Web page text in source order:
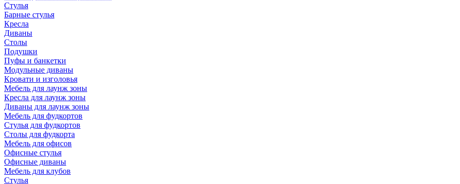
Стулья
Барные стулья
Кресла
Диваны
Столы
Подушки
Пуфы и банкетки
Модульные диваны
Кровати и изголовья
Мебель для лаунж зоны
Кресла для лаунж зоны
Диваны для лаунж зоны
Мебель для фудкортов
Стулья для фудкортов
Столы для фудкорта
Мебель для офисов
Офисные стулья
Офисные диваны
Мебель для клубов
Стулья